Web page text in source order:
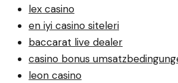
lex casino
en iyi casino siteleri
baccarat live dealer
casino bonus
leon casino